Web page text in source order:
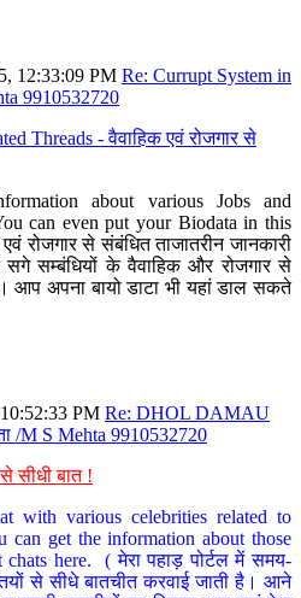
12:33:09 PM Re: Currupt System in
9910532720
Threads - वैवाहिक एवं रोजगार से
about various Jobs and
can even put your Biodata in this
रोजगार से संबंधित ताजातरीन जानकारी
सम्बंधियों के वैवाहिक और रोजगार से
अपना बायो डाटा भी यहां डाल सकते
PM Re: DHOL DAMAU
/M S Mehta 9910532720
सीधी बात !
with various celebrities related to
can get the information about those
here. ( मेरा पहाड़ पोर्टल में समय-
से सीधे बातचीत करवाई जाती है। आने